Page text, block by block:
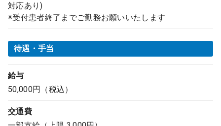
対応あり)
※受付患者終了までご勤務お願いいたします
待遇・手当
給与
50,000円（税込）
交通費